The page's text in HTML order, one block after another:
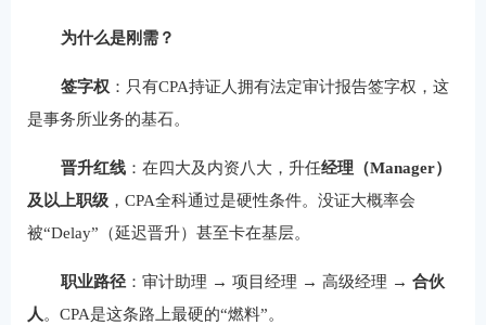
为什么是刚需？
签字权 ：只有CPA持证人拥有法定审计报告签字权，这
是事务所业务的基石。
晋升红线：在四大及内资八大，升任经理（Manager）
及以上职级 ，CPA全科通过是硬性条件。没证大概率会
被“Delay”（延迟晋升）甚至卡在基层。
职业路径：审计助理 → 项目经理 → 高级经理 → 合伙
人 。CPA是这条路上最硬的“燃料”。